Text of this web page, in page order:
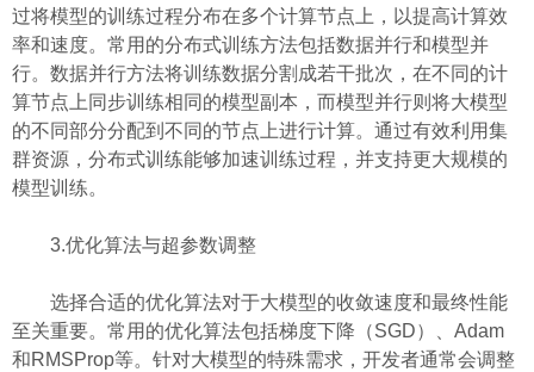
过将模型的训练过程分布在多个计算节点上，以提高计算效
率和速度。常用的分布式训练方法包括数据并行和模型并
行。数据并行方法将训练数据分割成若干批次，在不同的计
算节点上同步训练相同的模型副本，而模型并行则将大模型
的不同部分分配到不同的节点上进行计算。通过有效利用集
群资源，分布式训练能够加速训练过程，并支持更大规模的
模型训练。
3.优化算法与超参数调整
选择合适的优化算法对于大模型的收敛速度和最终性能
至关重要。常用的优化算法包括梯度下降（SGD）、Adam
和RMSProp等。针对大模型的特殊需求，开发者通常会调整